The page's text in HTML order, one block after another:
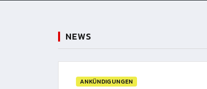
NEWS
ANKÜNDIGUNGEN